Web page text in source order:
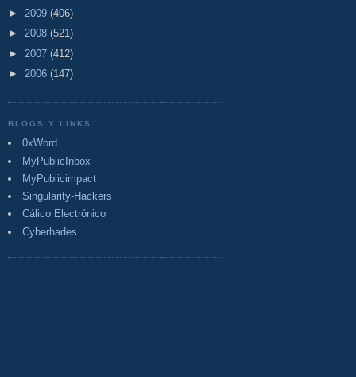
► 2009 (406)
► 2008 (521)
► 2007 (412)
► 2006 (147)
BLOGS Y LINKS
0xWord
MyPublicInbox
MyPublicimpact
Singularity-Hackers
Cálico Electrónico
Cyberhades